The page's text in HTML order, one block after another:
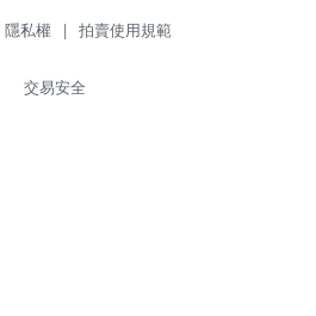
隱私權 | 拍賣使用規範
交易安全